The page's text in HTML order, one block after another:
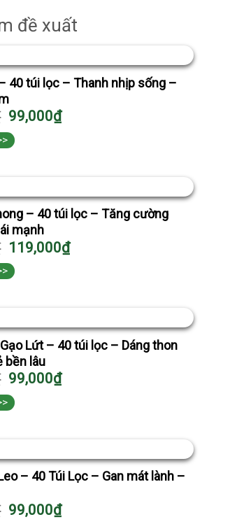
đề xuất
40 túi lọc – Thanh nhịp sống –
99,000₫
– 40 túi lọc – Tăng cường
mạnh
119,000₫
Lứt – 40 túi lọc – Dáng thon
bền lâu
99,000₫
– 40 Túi Lọc – Gan mát lành –
99,000₫